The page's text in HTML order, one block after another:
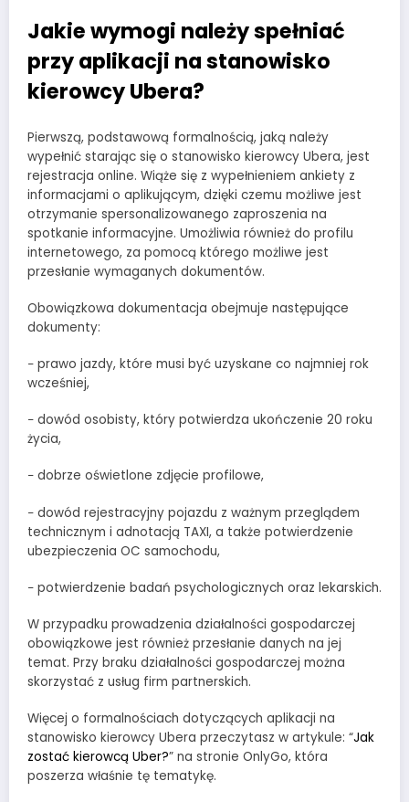
Jakie wymogi należy spełniać
przy aplikacji na stanowisko
kierowcy Ubera?
Pierwszą, podstawową formalnością, jaką należy
wypełnić starając się o stanowisko kierowcy Ubera, jest
rejestracja online. Wiąże się z wypełnieniem ankiety z
informacjami o aplikującym, dzięki czemu możliwe jest
otrzymanie spersonalizowanego zaproszenia na
spotkanie informacyjne. Umożliwia również do profilu
internetowego, za pomocą którego możliwe jest
przesłanie wymaganych dokumentów.
Obowiązkowa dokumentacja obejmuje następujące
dokumenty:
− prawo jazdy, które musi być uzyskane co najmniej rok
wcześniej,
− dowód osobisty, który potwierdza ukończenie 20 roku
życia,
− dobrze oświetlone zdjęcie profilowe,
− dowód rejestracyjny pojazdu z ważnym przeglądem
technicznym i adnotacją TAXI, a także potwierdzenie
ubezpieczenia OC samochodu,
− potwierdzenie badań psychologicznych oraz lekarskich.
W przypadku prowadzenia działalności gospodarczej
obowiązkowe jest również przesłanie danych na jej
temat. Przy braku działalności gospodarczej można
skorzystać z usług firm partnerskich.
Więcej o formalnościach dotyczących aplikacji na
stanowisko kierowcy Ubera przeczytasz w artykule: “Jak
zostać kierowcą Uber?” na stronie OnlyGo, która
poszerza właśnie tę tematykę.